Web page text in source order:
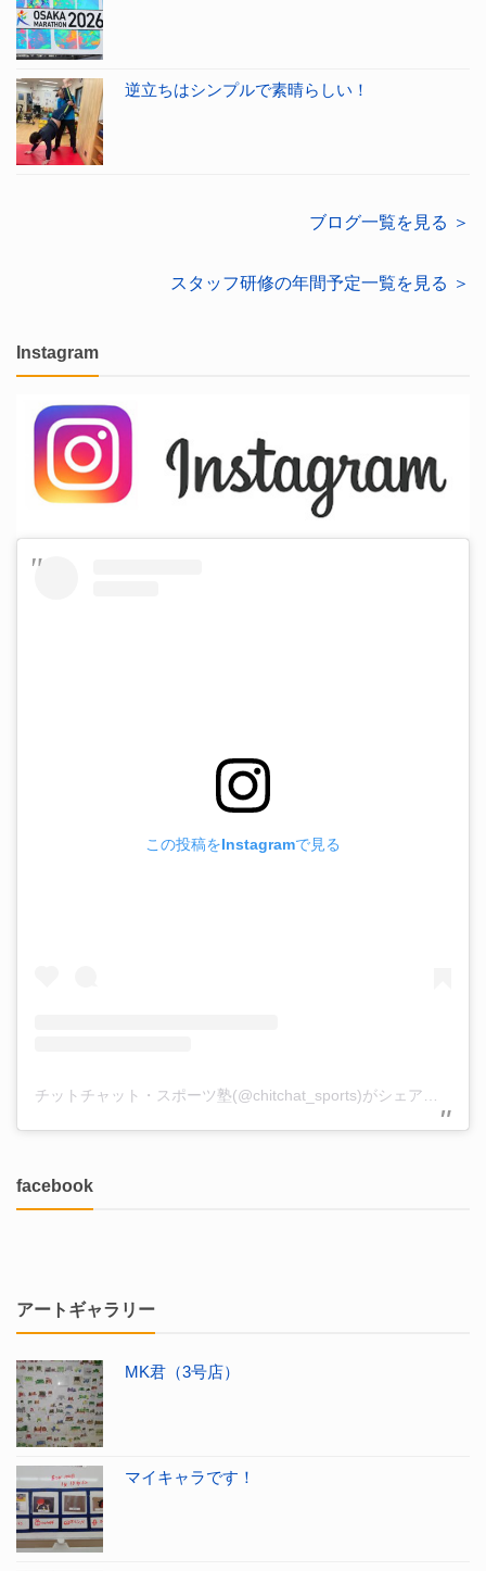
逆立ちはシンプルで素晴らしい！
ブログ一覧を見る ＞
スタッフ研修の年間予定一覧を見る ＞
Instagram
この投稿をInstagramで見る
facebook
アートギャラリー
MK君（3号店）
マイキャラです！